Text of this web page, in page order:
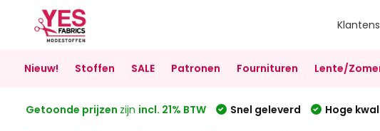
Nieuw! Stoffen SALE Patronen Fournituren Lente/
Getoonde prijzen zijn incl. 21% BTW Snel geleverd Hoge